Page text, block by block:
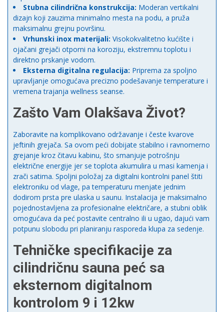
Stubna cilindrična konstrukcija: Moderan vertikalni
dizajn koji zauzima minimalno mesta na podu, a pruža
maksimalnu grejnu površinu.
Vrhunski inox materijali: Visokokvalitetno kućište i
ojačani grejači otporni na koroziju, ekstremnu toplotu i
direktno prskanje vodom.
Eksterna digitalna regulacija: Priprema za spoljno
upravljanje omogućava precizno podešavanje temperature i
vremena trajanja wellness seanse.
Zašto Vam Olakšava Život?
Zaboravite na komplikovano održavanje i česte kvarove
jeftinih grejača. Sa ovom peći dobijate stabilno i ravnomerno
grejanje kroz čitavu kabinu, što smanjuje potrošnju
električne energije jer se toplota akumulira u masi kamenja i
zrači satima. Spoljni položaj za digitalni kontrolni panel štiti
elektroniku od vlage, pa temperaturu menjate jednim
dodirom prsta pre ulaska u saunu. Instalacija je maksimalno
pojednostavljena za profesionalne električare, a stubni oblik
omogućava da peć postavite centralno ili u ugao, dajući vam
potpunu slobodu pri planiranju rasporeda klupa za sedenje.
Tehničke specifikacije za
cilindričnu sauna peć sa
eksternom digitalnom
kontrolom 9 i 12kw